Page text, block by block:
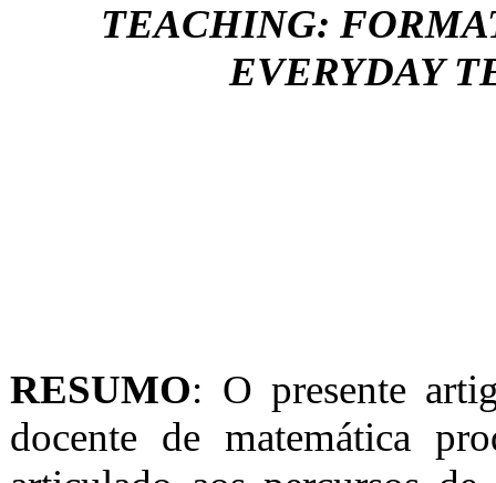
TEACHING:
EVERYDAY
RESUMO: O presente
docente de matemática